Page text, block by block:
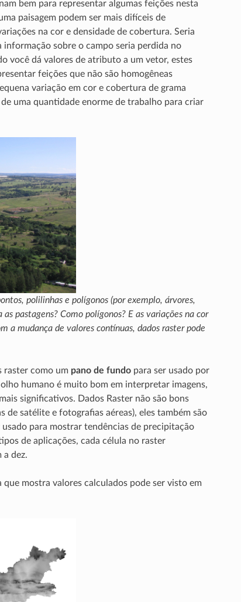
bem para representar algumas feições nesta
paisagem podem ser mais difíceis de
na cor e densidade de cobertura. Seria
sobre o campo seria perdida no
você dá valores de atributo a um vetor, estes
feições que não são homogêneas
variação em cor e cobertura de grama
uma quantidade enorme de trabalho para criar
polilinhas e polígonos (por exemplo, árvores,
pastagens? Como polígonos? E as variações na cor
a mudança de valores contínuas, dados raster pode
raster como um pano de fundopara ser usado por
humano é muito bom em interpretar imagens,
significativos. Dados Raster não são bons
de satélite e fotografias aéreas), eles também são
para mostrar tendências de precipitação
de aplicações, cada célula no raster
a dez.
mostra valores calculados pode ser visto em